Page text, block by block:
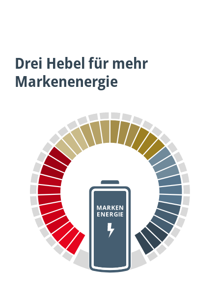
Drei Hebel für mehr
Markenenergie